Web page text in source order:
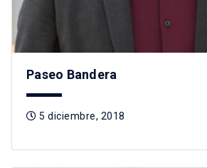
Paseo Bandera
5 diciembre, 2018